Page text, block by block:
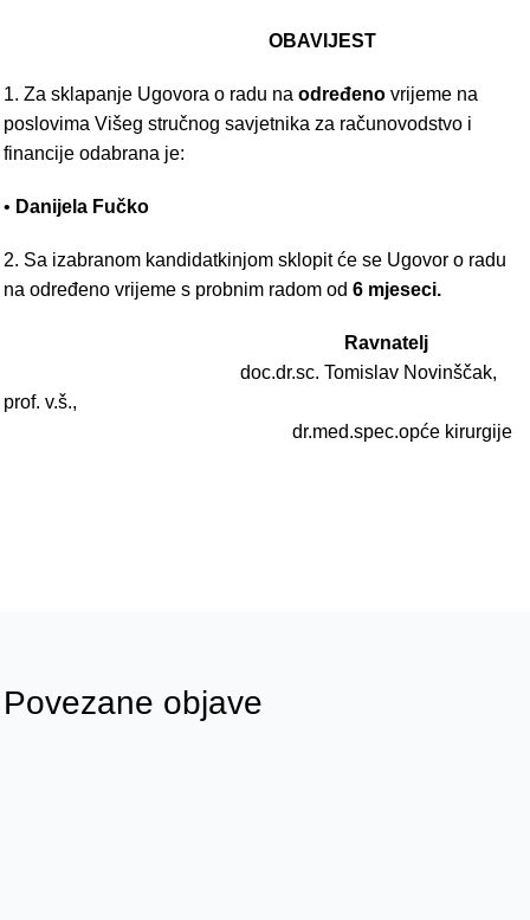
OBAVIJEST
1. Za sklapanje Ugovora o radu na određenovrijeme na
poslovima Višeg stručnog savjetnika za računovodstvo i
financije odabrana je:
• Danijela Fučko
2. Sa izabranom kandidatkinjom sklopit će se Ugovor o radu
na određeno vrijeme s probnim radom od 6 mjeseci.
Ravnatelj
doc.dr.sc. Tomislav Novinščak,
prof. v.š.,
dr.med.spec.opće kirurgije
Povezane objave